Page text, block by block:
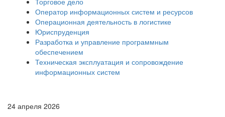
Оператор информационных систем и ресурсов
Операционная деятельность в логистике
Юриспруденция
Разработка и управление программным
обеспечением
Техническая эксплуатация и сопровождение
информационных систем
24 апреля 2026